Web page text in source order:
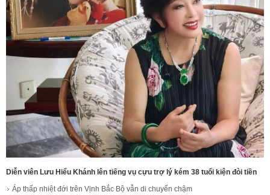
Diễn viên Lưu Hiểu Khánh lên tiếng vụ cựu trợ lý kém 38 tuổi kiện đòi tiền
Áp thấp nhiệt đới trên Vịnh Bắc Bộ vẫn di chuyển chậm